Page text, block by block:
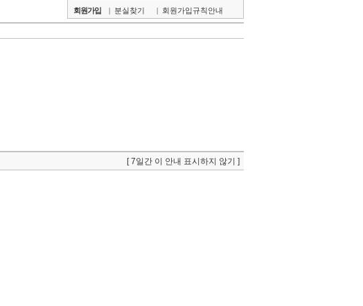
회원가입 | 분실찾기 | 회원가입규칙안내
[ 7일간 이 안내 표시하지 않기 ]